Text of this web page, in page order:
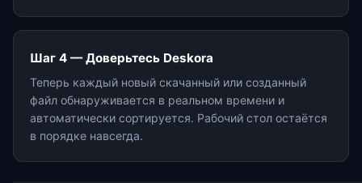
Шаг 4 — Доверьтесь Deskora
Теперь каждый новый скачанный или созданный
файл обнаруживается в реальном времени и
автоматически сортируется. Рабочий стол остаётся
в порядке навсегда.